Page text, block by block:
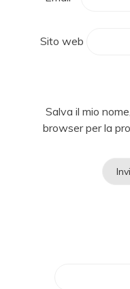
Sito web
Salva il mio
browser per la